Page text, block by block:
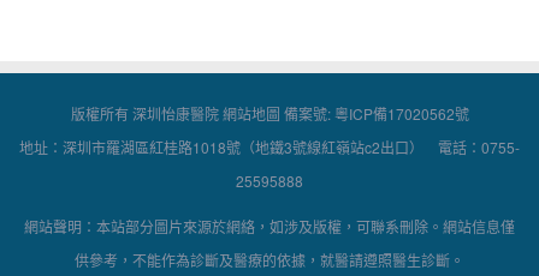
版權所有 深圳怡康醫院網站地圖 備案號:粵ICP備17020562號
地址：深圳市羅湖區紅桂路1018號（地鐵3號線紅嶺站c2出口） 電話：0755-
25595888
網站聲明：本站部分圖片來源於網絡，如涉及版權，可聯系刪除。網站信息僅
供參考，不能作為診斷及醫療的依據，就醫請遵照醫生診斷。